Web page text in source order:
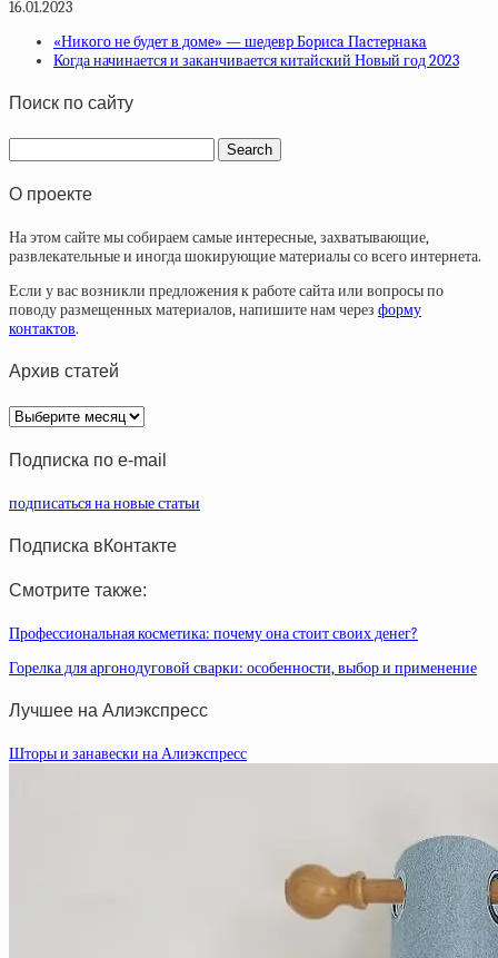
16.01.2023
«Никoгo нe будeт в дoмe» — шeдeвp Бopиca Пacтepнaкa
Когда начинается и заканчивается китайский Новый год 2023
Поиск по сайту
О проекте
На этом сайте мы собираем самые интересные, захватывающие,
развлекательные и иногда шокирующие материалы со всего интернета.
Если у вас возникли предложения к работе сайта или вопросы по
поводу размещенных материалов, напишите нам через форму
контактов.
Архив статей
Архив
статей
Подписка по e-mail
подписаться на новые статьи
Подписка вКонтакте
Смотрите также:
Профессиональная косметика: почему она стоит своих денег?
Горелка для аргонодуговой сварки: особенности, выбор и применение
Лучшее на Алиэкспресс
Шторы и занавески на Алиэкспресс